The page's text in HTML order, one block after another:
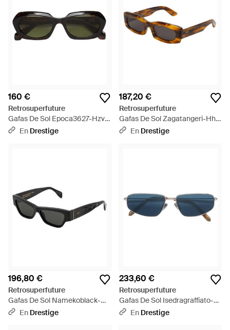
160 €
Retrosuperfuture
Gafas De Sol Epoca3627-Hzv
Mujer - Negro
En Drestige
187,20 €
Retrosuperfuture
Gafas De Sol Zagatangeri-Hhj
Mujer - Marrón
En Drestige
196,80 €
Retrosuperfuture
Gafas De Sol Namekoblack-
K8U Mujer - Negro
En Drestige
233,60 €
Retrosuperfuture
Gafas De Sol Isedragraffiato-
Nar Adulto - Azul
En Drestige